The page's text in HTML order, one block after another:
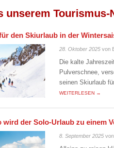
unserem Tourismus-
den Skiurlaub in der
28. Oktober 2025 von
Die kalte
Pulverschnee,
seinen Skiurlaub
WEITERLESEN →
wird der Solo-Urlaub zu einem
8. September 2025